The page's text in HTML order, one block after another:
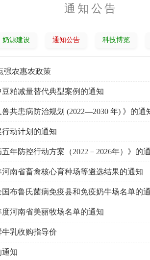
通知公告
奶源建设 通知公告 科技博览
强农惠农政策
粕减量替代典型案例的通知
共患病防治规划 (2022—2030 年) 》的通
动计划的通知
年防控行动方案（2022－2026年）》的
南省畜禽核心育种场等遴选结果的通知
布鲁氏菌病免疫县和免疫奶牛场名单的
河南省美丽牧场名单的通知
乳收购指导价
通知